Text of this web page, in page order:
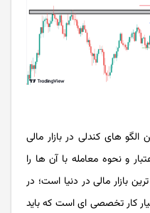
الگو های کندلی در بازار مالی
و نحوه معامله با آن ها را
بازار مالی در دنیا است؛ در
کار تخصصی ای است که باید